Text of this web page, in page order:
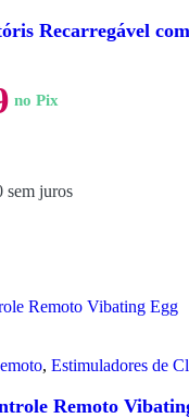
Recarregável
sem juros
no Pix
, Estimuladores de
Remoto